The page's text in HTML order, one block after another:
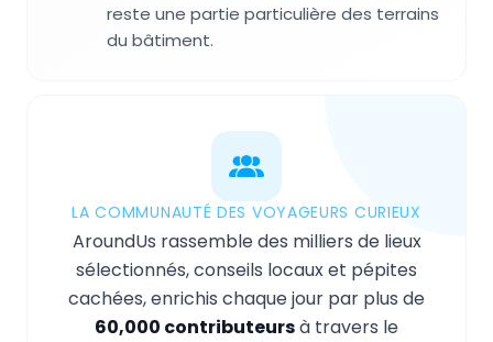
reste une partie particulière des terrains
du bâtiment.
LA COMMUNAUTÉ DES VOYAGEURS CURIEUX
AroundUs rassemble des milliers de lieux
sélectionnés, conseils locaux et pépites
cachées, enrichis chaque jour par plus de
60,000 contributeursà travers le